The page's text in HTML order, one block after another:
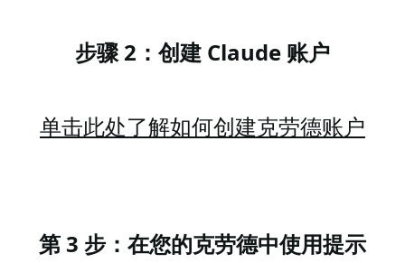
步骤 2：创建 Claude 账户
单击此处了解如何创建克劳德账户
第 3 步：在您的克劳德中使用提示